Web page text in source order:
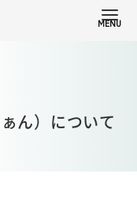
MENU
ん）について